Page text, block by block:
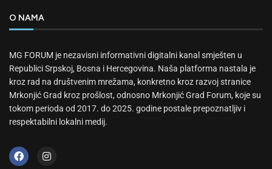
O NAMA
MG FORUM je nezavisni informativni digitalni kanal smješten u
Republici Srpskoj, Bosna i Hercegovina. Naša platforma nastala je
kroz rad na društvenim mrežama, konkretno kroz razvoj stranice
Mrkonjić Grad kroz prošlost, odnosno Mrkonjić Grad Forum, koje su
tokom perioda od 2017. do 2025. godine postale prepoznatljiv i
respektabilni lokalni medij.